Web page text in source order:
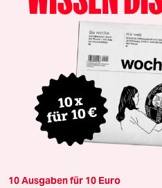
10 Ausgaben für 10 Euro